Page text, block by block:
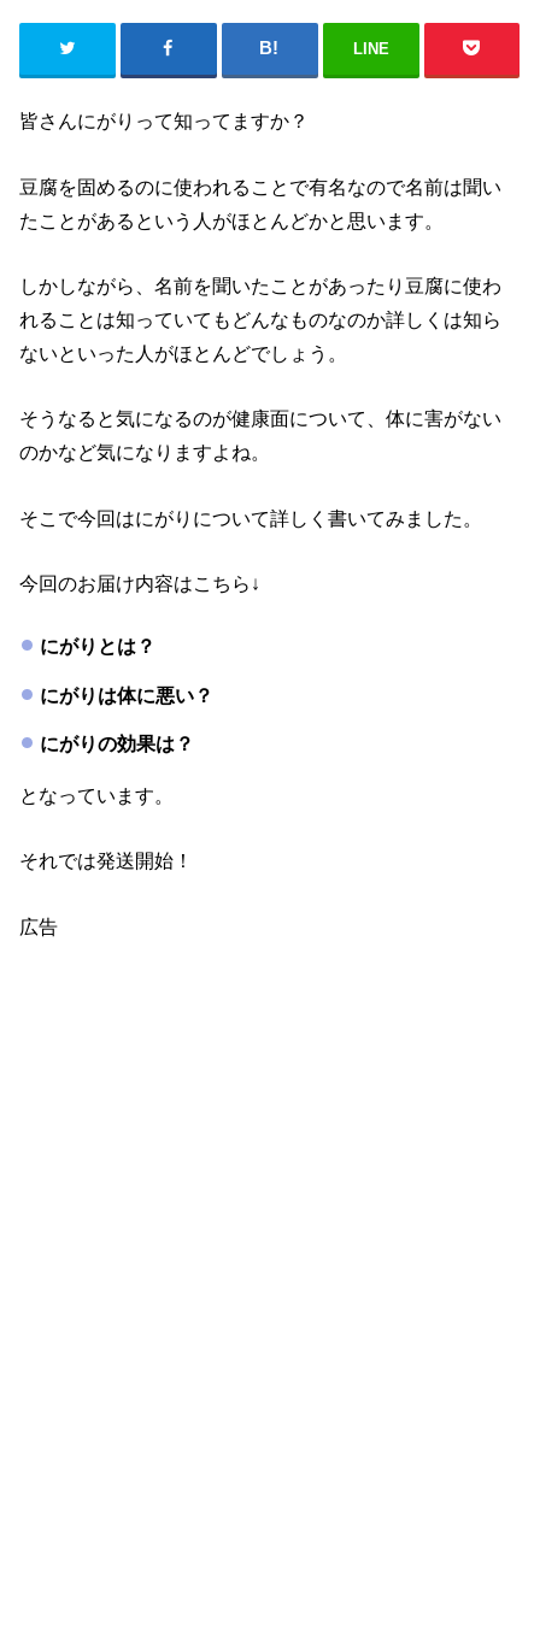
LINE
皆さんにがりって知ってますか？
豆腐を固めるのに使われることで有名なので名前は聞い
たことがあるという人がほとんどかと思います。
しかしながら、名前を聞いたことがあったり豆腐に使わ
れることは知っていてもどんなものなのか詳しくは知ら
ないといった人がほとんどでしょう。
そうなると気になるのが健康面について、体に害がない
のかなど気になりますよね。
そこで今回はにがりについて詳しく書いてみました。
今回のお届け内容はこちら↓
にがりとは？
にがりは体に悪い？
にがりの効果は？
となっています。
それでは発送開始！
広告